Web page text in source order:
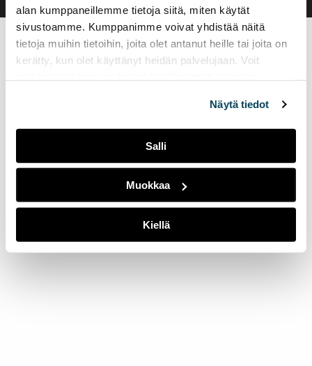
alan kumppaneillemme tietoja siitä, miten käytät
sivustoamme. Kumppanimme voivat yhdistää näitä
tietoja muihin tietoihin, joita olet antanut heille tai joita on
kerätty, kun olet käyttänyt heidän palvelujaan. Voit
Näytä tiedot
Salli
Muokkaa
Kiellä